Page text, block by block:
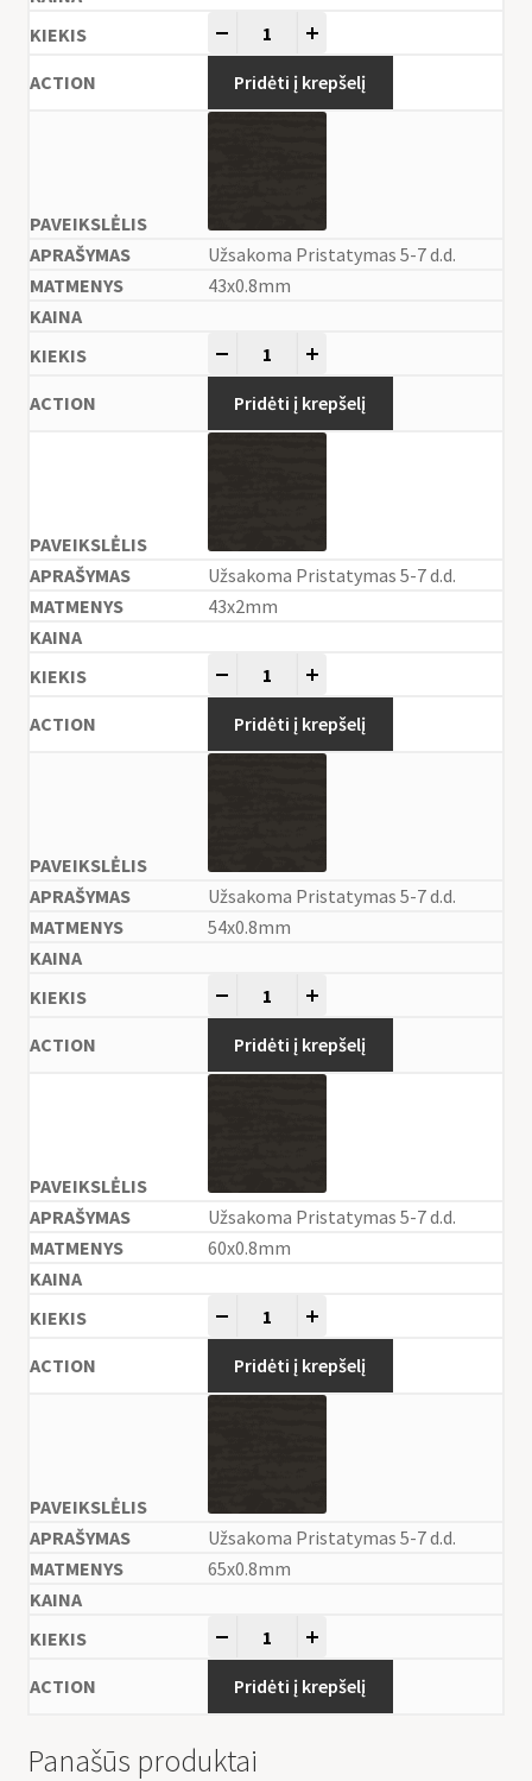
Pridėti į krepšelį
Užsakoma Pristatymas 5-7 d.d.
43x0.8mm
Pridėti į krepšelį
Užsakoma Pristatymas 5-7 d.d.
43x2mm
Pridėti į krepšelį
Užsakoma Pristatymas 5-7 d.d.
54x0.8mm
Pridėti į krepšelį
Užsakoma Pristatymas 5-7 d.d.
60x0.8mm
Pridėti į krepšelį
Užsakoma Pristatymas 5-7 d.d.
65x0.8mm
Pridėti į krepšelį
Panašūs produktai